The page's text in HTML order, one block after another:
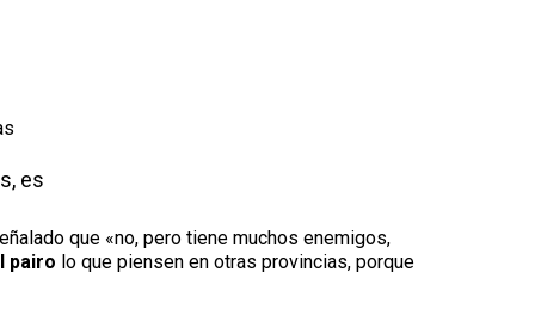
es
que «no, pero tiene muchos enemigos,
pairo lo que piensen en otras provincias, porque